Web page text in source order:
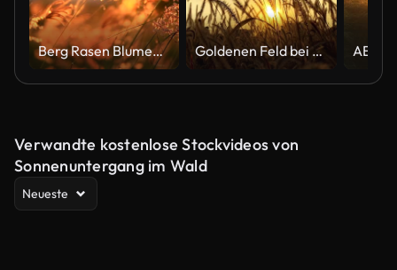
Berg Rasen Blumen Sonnenuntergang auf den Wind. Goldenen Feld bei Sonnenuntergang
Verwandte kostenlose Stockvideos von
Sonnenuntergang im Wald
Neueste